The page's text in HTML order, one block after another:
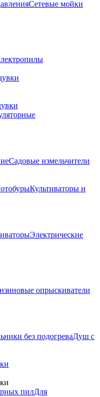
Сетевые мойки
Садовые измельчители
Культиваторы и
Электрические
опрыскиватели
без подогреваДуш с
пилДля